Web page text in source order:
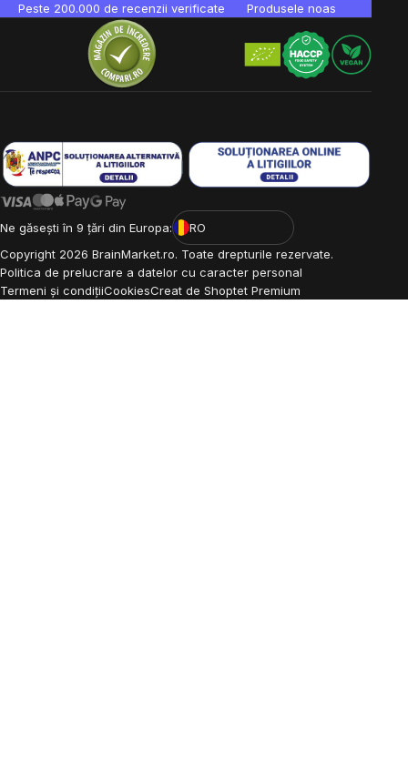
Peste 200.000 de recenzii verificate Produsele noastre sunt
Ne găsești în 9 țări din Europa:
RO
Copyright 2026 BrainMarket.ro. Toate drepturile rezervate.
Politica de prelucrare a datelor cu caracter personal
Termeni și condițiiCookiesCreat de Shoptet Premium